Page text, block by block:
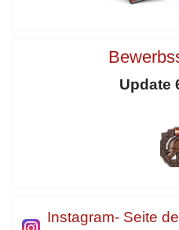
Update
Instagram- Seite